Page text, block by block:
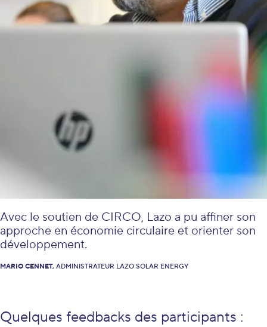
Avec le soutien de CIRCO, Lazo a pu affiner son
approche en économie circulaire et orienter son
développement.
MARIO CENNET, ADMINISTRATEUR LAZO SOLAR ENERGY
Quelques feedbacks des participants :